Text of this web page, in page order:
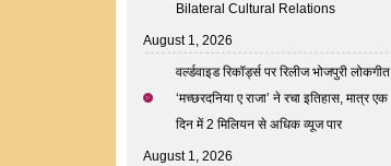
Bilateral Cultural Relations
August 1, 2026
वर्ल्डवाइड रिकॉर्ड्स पर रिलीज भोजपुरी लोकगीत
‘मच्छरदनिया ए राजा’ ने रचा इतिहास, मात्र एक
दिन में 2 मिलियन से अधिक व्यूज पार
August 1, 2026